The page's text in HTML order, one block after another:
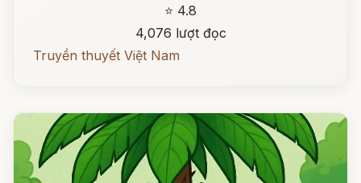
⭐ 4.8
4,076 lượt đọc
Truyền thuyết Việt Nam